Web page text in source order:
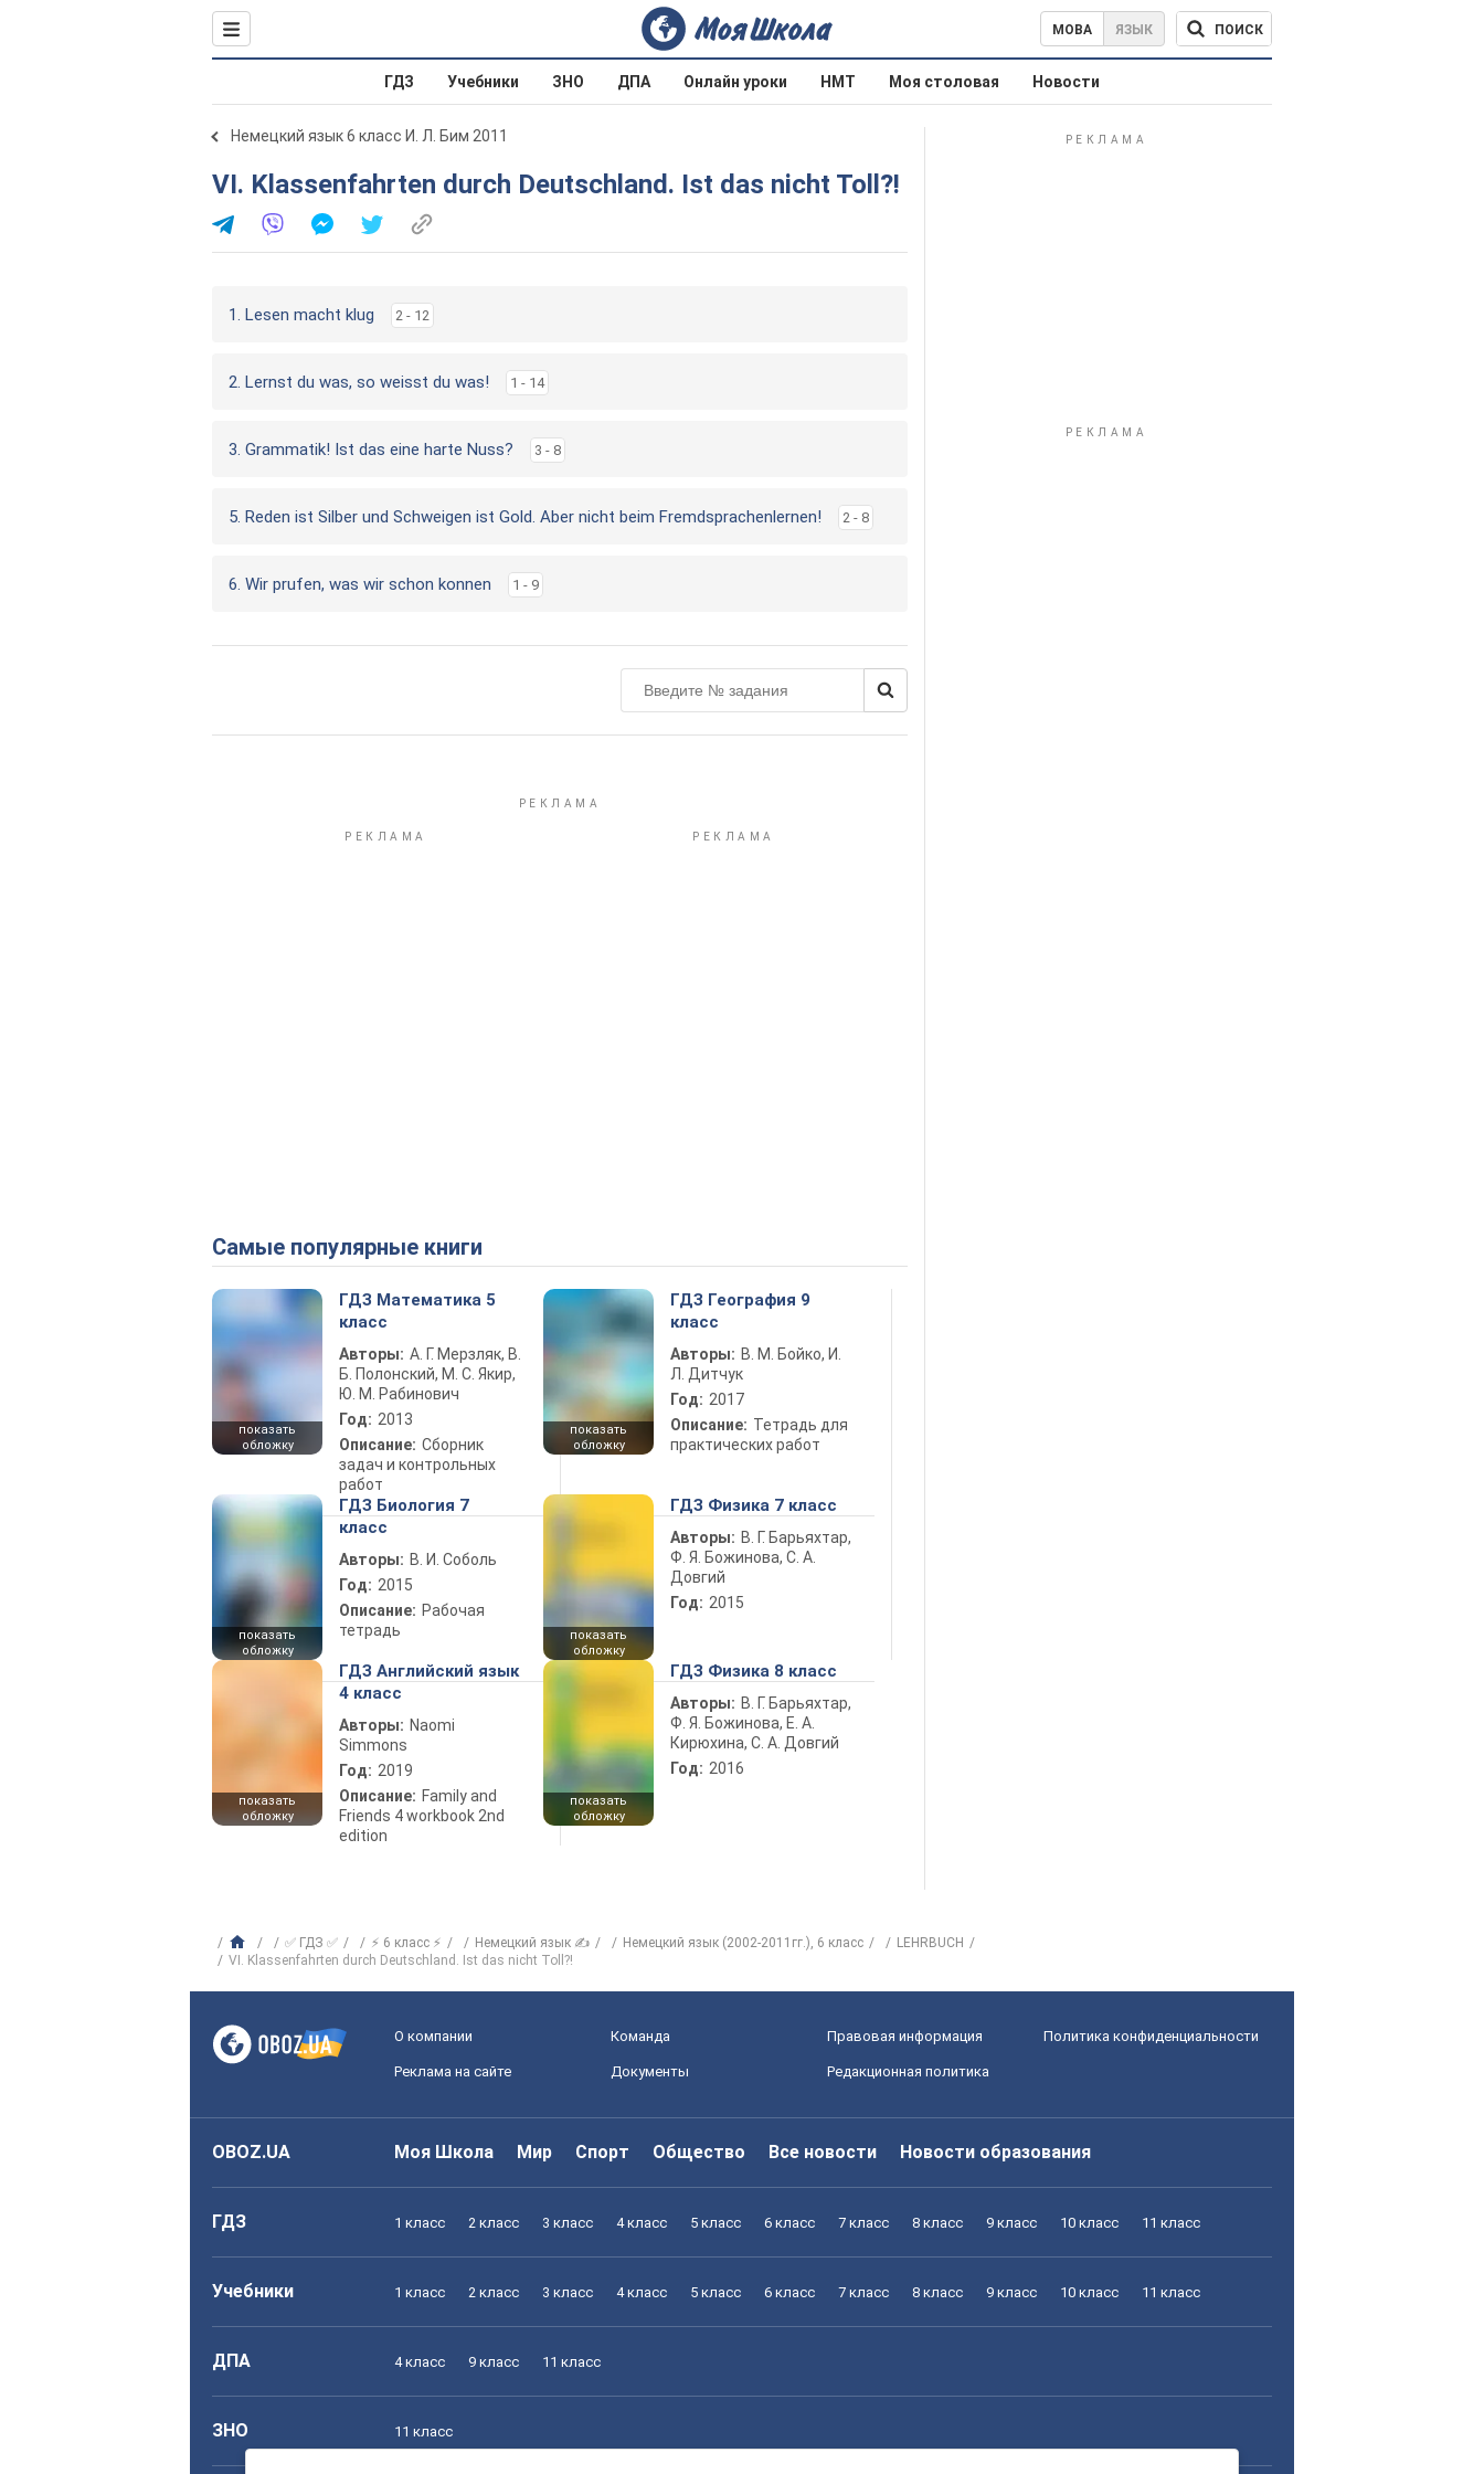
МОВА ЯЗЫК ПОИСК
ГДЗ Учебники ЗНО ДПА Онлайн уроки НМТ Моя столовая Новости
Немецкий язык 6 класс И. Л. Бим 2011
VI. Klassenfahrten durch Deutschland. Ist das nicht Toll?!
1. Lesen macht klug 2 - 12
2. Lernst du was, so weisst du was! 1 - 14
3. Grammatik! Ist das eine harte Nuss? 3 - 8
5. Reden ist Silber und Schweigen ist Gold. Aber nicht beim Fremdsprachenlernen! 2 - 8
6. Wir prufen, was wir schon konnen 1 - 9
Самые популярные книги
показать
обложку
ГДЗ Математика 5
класс
Авторы: А. Г. Мерзляк, В.
Б. Полонский, М. С. Якир,
Ю. М. Рабинович
Год: 2013
Описание: Сборник
задач и контрольных
работ
показать
обложку
ГДЗ География 9
класс
Авторы: В. М. Бойко, И.
Л. Дитчук
Год: 2017
Описание: Тетрадь для
практических работ
показать
обложку
ГДЗ Биология 7
класс
Авторы: В. И. Соболь
Год: 2015
Описание: Рабочая
тетрадь
показать
обложку
ГДЗ Физика 7 класс
Авторы: В. Г. Барьяхтар,
Ф. Я. Божинова, С. А.
Довгий
Год: 2015
показать
обложку
ГДЗ Английский язык
4 класс
Авторы: Naomi
Simmons
Год: 2019
Описание: Family and
Friends 4 workbook 2nd
edition
показать
обложку
ГДЗ Физика 8 класс
Авторы: В. Г. Барьяхтар,
Ф. Я. Божинова, Е. А.
Кирюхина, С. А. Довгий
Год: 2016
✅ ГДЗ ✅ ⚡ 6 класс ⚡ Немецкий язык ✍ Немецкий язык (2002-2011гг.), 6 класс
LEHRBUCH
VI. Klassenfahrten durch Deutschland. Ist das nicht Toll?!
О компании Команда Правовая информация Политика конфиденциальности
Реклама на сайте Документы Редакционная политика
OBOZ.UA Моя Школа Мир Спорт Общество Все новости Новости образования
ГДЗ 1 класс 2 класс 3 класс 4 класс 5 класс 6 класс 7 класс 8 класс 9 класс 10 класс 11 класс
Учебники 1 класс 2 класс 3 класс 4 класс 5 класс 6 класс 7 класс 8 класс 9 класс 10 класс 11 класс
ДПА 4 класс 9 класс 11 класс
ЗНО 11 класс